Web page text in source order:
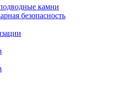
камни
безопасность